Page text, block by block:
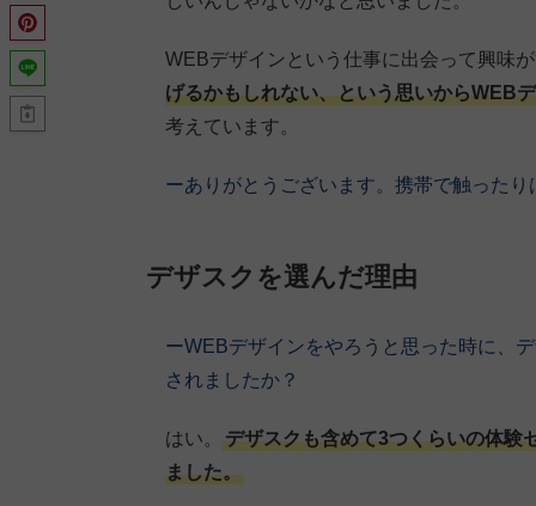
WEBデザインという仕事に出会って興味
げるかもしれない、という思いからWEB
考えています。
ーありがとうございます。携帯で触った
デザスクを選んだ理由
ーWEBデザインをやろうと思った時に、
されましたか？
はい。
デザスクも含めて3つくらいの体験
ました。